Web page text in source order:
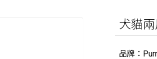
犬貓
品牌：